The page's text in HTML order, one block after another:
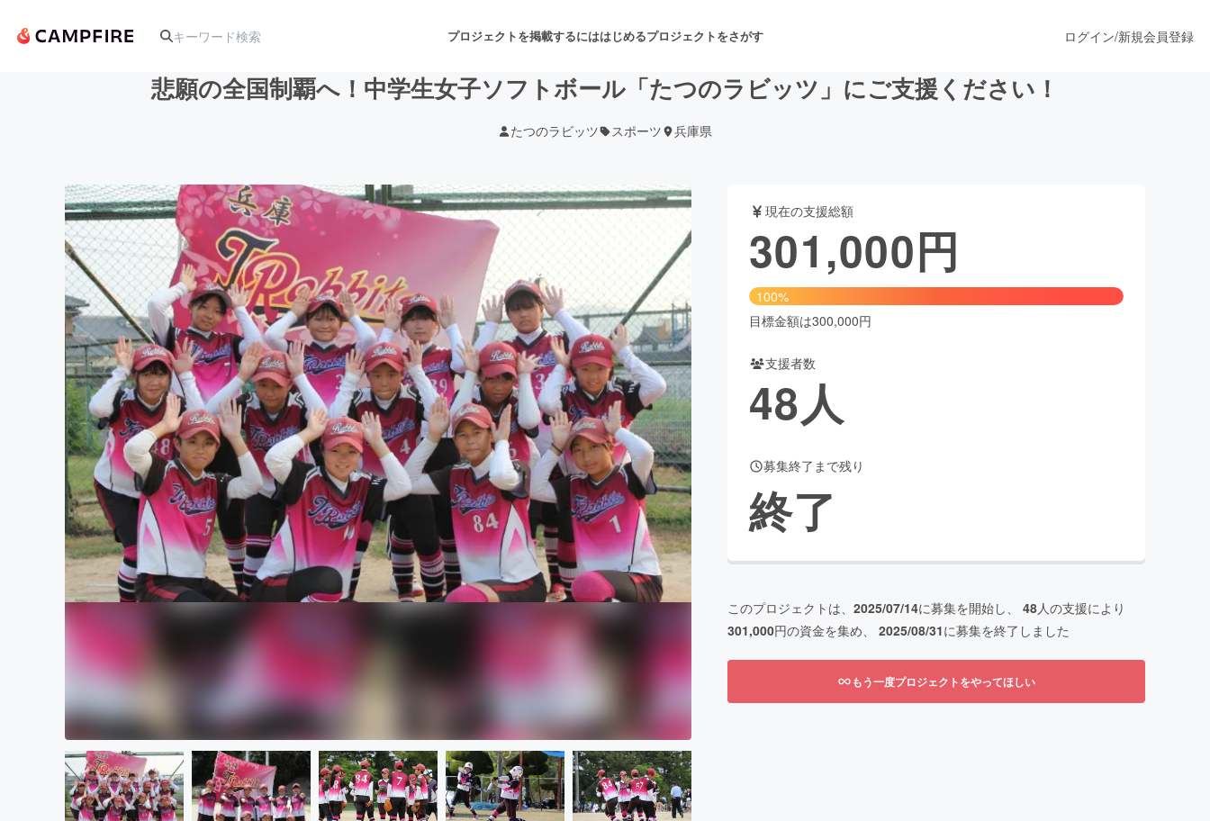
プロジェクトを掲載するにははじめるプロジェクトをさがす
アート・写真 音楽 舞台・パフォーマンス
テクノロジー・ガジェット ゲーム・サービス開発 フード・飲食店 ファッション
映像・映画 書籍・雑誌出版 アニメ・漫画
ビジネス・起業 チャレンジ ビューティー・ヘルスケア
まちづくり・地域活性化
CAMPFIRE for Social GoodCAMPFIRE Creation
CAMPFIREふるさと納税machi-ya コミュニティ
ログイン/新規会員登録
悲願の全国制覇へ！中学生女子ソフトボール「たつのラビッツ」にご支援ください！
たつのラビッツ スポーツ 兵庫県
現在の支援総額
301,000円
100%
目標金額は300,000円
支援者数
48人
募集終了まで残り
終了
このプロジェクトは、 2025/07/14に募集を開始し、 48人の支援により
301,000円の資金を集め、 2025/08/31に募集を終了しました
もう一度プロジェクトをやってほしい